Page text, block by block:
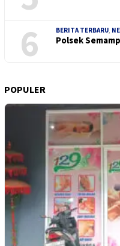
6
BERITA TERBARU,
Polsek
POPULER